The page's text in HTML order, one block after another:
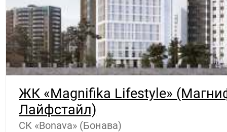
ЖК «Magnifika Lifestyle»
Лайфстайл)
СК «Bonava» (Бонава)